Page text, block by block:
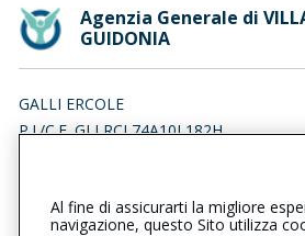
Agenzia Generale di
GUIDONIA
GALLI ERCOLE
P.I./C.F. GLLRCL74A10L182H
0774326703
Al fine di assicurarti la migliore
navigazione, questo Sito utilizza